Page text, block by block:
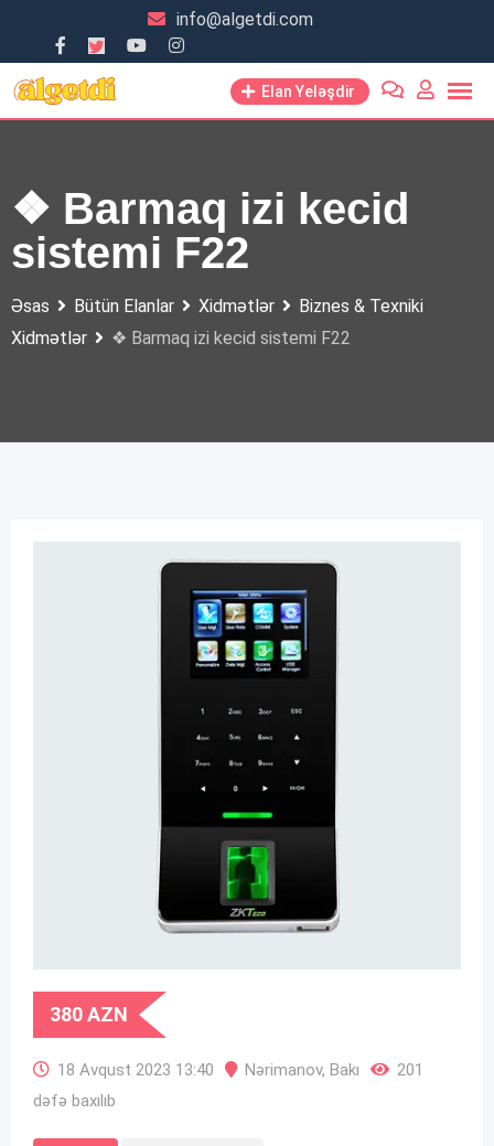
content
info@algetdi.com
Elan Yeləşdir
❖ Barmaq izi kecid
sistemi F22
Əsas Bütün Elanlar Xidmətlər
Biznes & Texniki
Xidmətlər
❖ Barmaq izi kecid sistemi F22
380AZN
18 Avqust 2023 13:40 Nərimanov, Bakı
201
dəfə baxılıb